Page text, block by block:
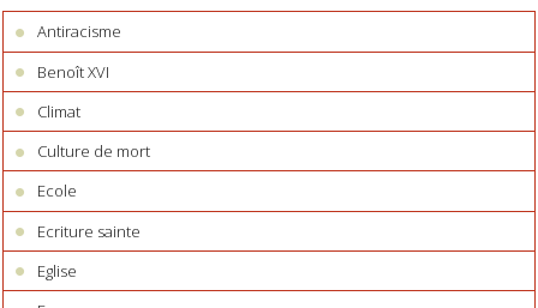
Antiracisme
Benoît XVI
Climat
Culture de mort
Ecole
Ecriture sainte
Eglise